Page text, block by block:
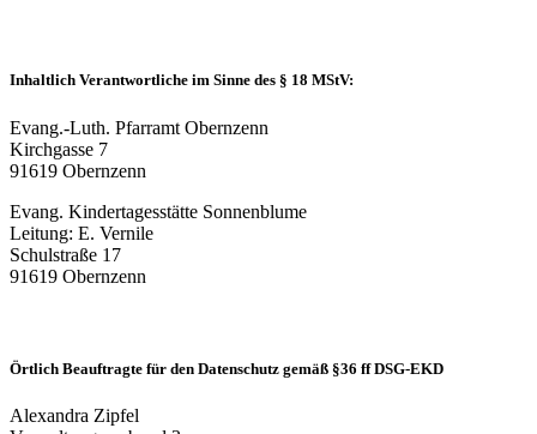
Inhaltlich Verantwortliche im Sinne des § 18 MStV:
Evang.-Luth. Pfarramt Obernzenn
Kirchgasse 7
91619 Obernzenn
Evang. Kindertagesstätte Sonnenblume
Leitung: E. Vernile
Schulstraße 17
91619 Obernzenn
Örtlich Beauftragte für den Datenschutz gemäß §36 ff DSG-EKD
Alexandra Zipfel